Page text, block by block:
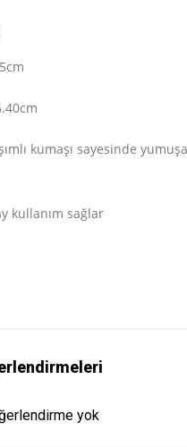
kumaşı sayesinde
kullanım sağlar
yok